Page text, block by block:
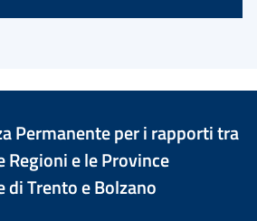
Permanente per i rapporti tra
Regioni e le Province
di Trento e Bolzano